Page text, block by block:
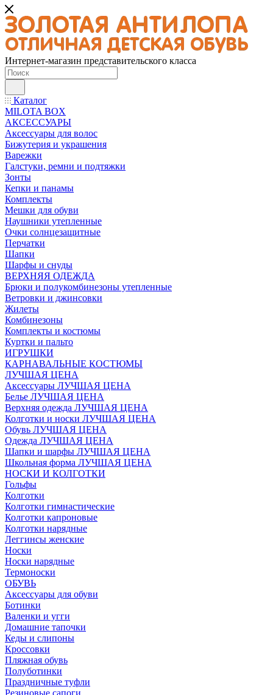
Интернет-магазин представительского класса
Каталог
MILOTA BOX
АКСЕССУАРЫ
Аксессуары для волос
Бижутерия и украшения
Варежки
Галстуки, ремни и подтяжки
Зонты
Кепки и панамы
Комплекты
Мешки для обуви
Наушники утепленные
Очки солнцезащитные
Перчатки
Шапки
Шарфы и снуды
ВЕРХНЯЯ ОДЕЖДА
Брюки и полукомбинезоны утепленные
Ветровки и джинсовки
Жилеты
Комбинезоны
Комплекты и костюмы
Куртки и пальто
ИГРУШКИ
КАРНАВАЛЬНЫЕ КОСТЮМЫ
ЛУЧШАЯ ЦЕНА
Аксессуары ЛУЧШАЯ ЦЕНА
Белье ЛУЧШАЯ ЦЕНА
Верхняя одежда ЛУЧШАЯ ЦЕНА
Колготки и носки ЛУЧШАЯ ЦЕНА
Обувь ЛУЧШАЯ ЦЕНА
Одежда ЛУЧШАЯ ЦЕНА
Шапки и шарфы ЛУЧШАЯ ЦЕНА
Школьная форма ЛУЧШАЯ ЦЕНА
НОСКИ И КОЛГОТКИ
Гольфы
Колготки
Колготки гимнастические
Колготки капроновые
Колготки нарядные
Леггинсы женские
Носки
Носки нарядные
Термоноски
ОБУВЬ
Аксессуары для обуви
Ботинки
Валенки и угги
Домашние тапочки
Кеды и слипоны
Кроссовки
Пляжная обувь
Полуботинки
Праздничные туфли
Резиновые сапоги